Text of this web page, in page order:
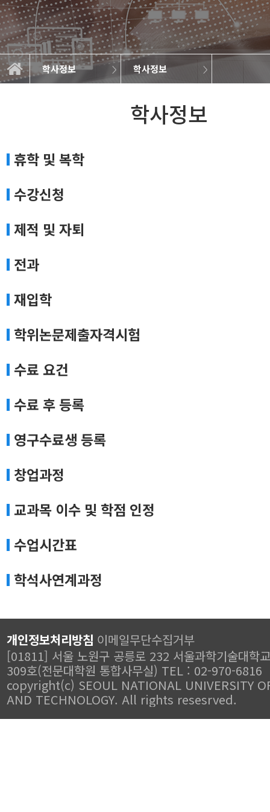
학사정보 학사정보
대학원소개
교육
학사정보
정보광장
학사일정
학사정보
장학제도
학위과정이수
대학원생권리장전
학사정보
휴학 및 복학
수강신청
제적 및 자퇴
전과
재입학
학위논문제출자격시험
수료 요건
수료 후 등록
영구수료생 등록
창업과정
교과목 이수 및 학점 인정
수업시간표
학석사연계과정
개인정보처리방침 이메일무단수집거부
[01811] 서울 노원구 공릉로 232 서울과학기술대학
309호(전문대학원 통합사무실) TEL : 02-970-6816
copyright(c) SEOUL NATIONAL UNIVERSITY
AND TECHNOLOGY. All rights resesrved.